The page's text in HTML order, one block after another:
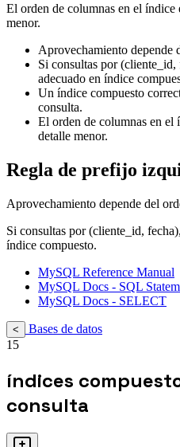
El orden de columnas en el índice
menor.
Aprovechamiento depende
Si consultas por (cliente_id,
adecuado en índice
Un índice compuesto
consulta.
El orden de columnas en el
detalle menor.
Regla de prefijo
Aprovechamiento depende del
Si consultas por (cliente_id,
índice compuesto.
MySQL Reference Manual
MySQL Docs - SQL
MySQL Docs - SELECT
<
Bases de datos
15
índices
consulta